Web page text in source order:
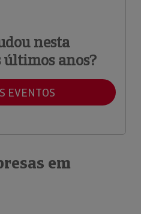
nesta
últimos anos?
EVENTOS
em